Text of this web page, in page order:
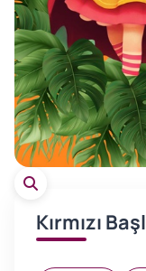
Kırmızı